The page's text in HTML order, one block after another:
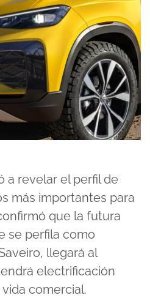
a revelar el perfil de
más importantes para
que la futura
se perfila como
llegará al
electrificación
comercial.